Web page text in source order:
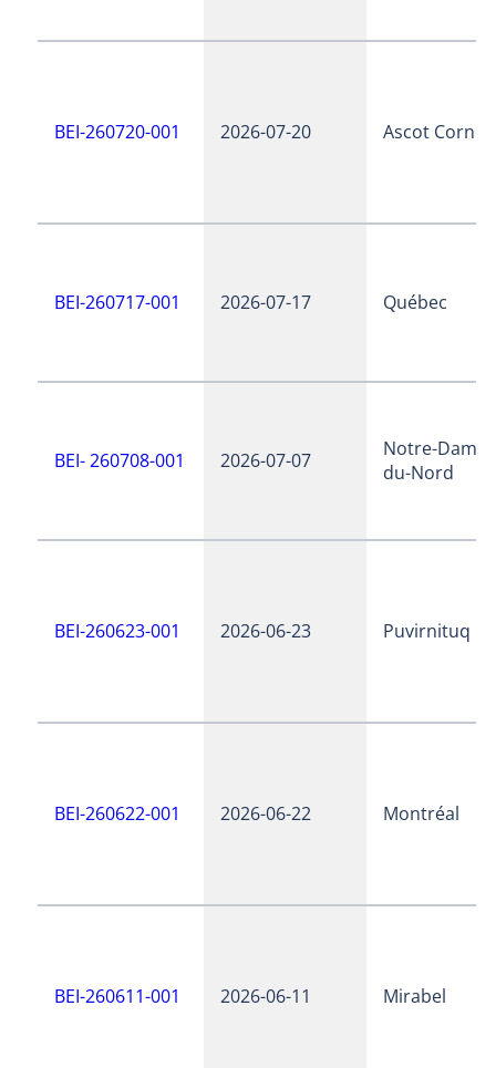
BEI-260720-001 2026-07-20 Ascot Corner
BEI-260717-001 2026-07-17 Québec
BEI- 260708-001 2026-07-07
Notre-Dame-
du-Nord
BEI-260623-001 2026-06-23 Puvirnituq
BEI-260622-001 2026-06-22 Montréal
BEI-260611-001 2026-06-11 Mirabel